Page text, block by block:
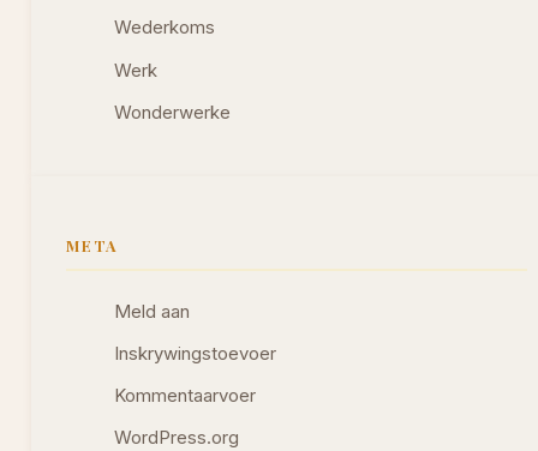
Wederkoms
Werk
Wonderwerke
META
Meld aan
Inskrywingstoevoer
Kommentaarvoer
WordPress.org